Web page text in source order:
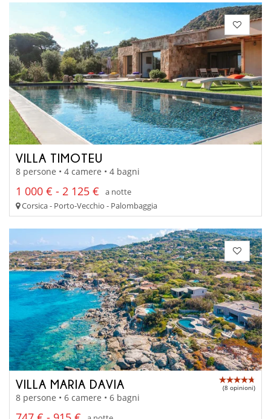
VILLA TIMOTEU
8 persone • 4 camere • 4 bagni
1 000 € - 2 125 €
a notte
Corsica - Porto-Vecchio - Palombaggia
VILLA MARIA DAVIA (8 opinioni)
8 persone • 6 camere • 6 bagni